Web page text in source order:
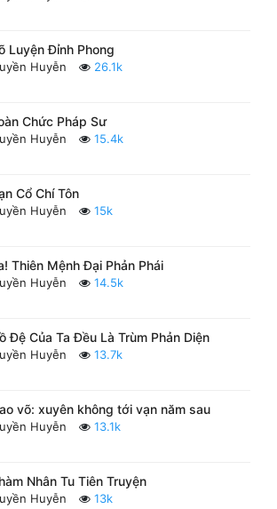
Luyện Đỉnh Phong
Huyễn 26.1k
Chức Pháp Sư
Huyễn 15.4k
Cổ Chí Tôn
Huyễn 15k
Thiên Mệnh Đại Phản Phái
Huyễn 14.5k
Đệ Của Ta Đều Là Trùm Phản Diện
Huyễn 13.7k
võ: xuyên không tới vạn năm sau
Huyễn 13.1k
Nhân Tu Tiên Truyện
Huyễn 13k